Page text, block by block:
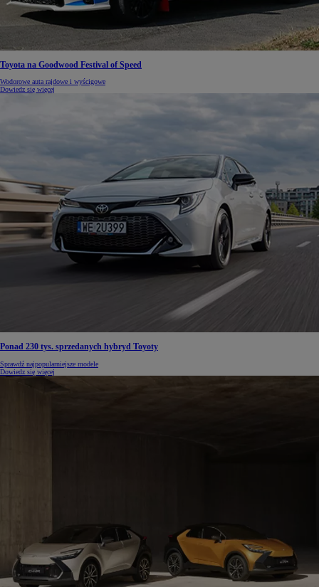
Toyota na Goodwood Festival of Speed
Wodorowe auta rajdowe i wyścigowe
Dowiedz się więcej
Ponad 230 tys. sprzedanych hybryd Toyoty
Sprawdź najpopularniejsze modele
Dowiedz się więcej